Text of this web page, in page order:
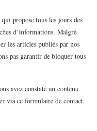
propose tous les jours des
d’informations. Malgré
les articles publiés par nos
pas garantir de bloquer tous
avez constaté un contenu
via ce formulaire de contact.